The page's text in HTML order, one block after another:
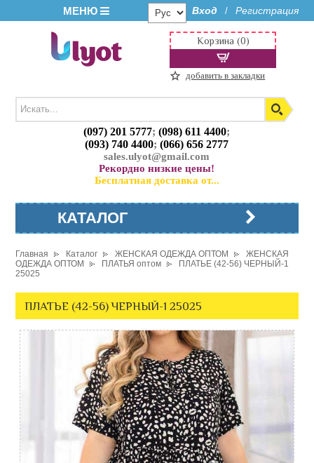
МЕНЮ Вход / Регистрация
(097) 201 5777;(098) 611 4400;
(093) 740 4400;(066) 656 2777
sales.ulyot@gmail.com
Рекордно низкие цены!
Бесплатная доставка от...
Корзина (0)
добавить в закладки
КАТАЛОГ
Главная Каталог ЖЕНСКАЯ ОДЕЖДА ОПТОМ
ЖЕНСКАЯ
ОДЕЖДА ОПТОМ
ПЛАТЬЯ оптом
ПЛАТЬЕ (42-56) ЧЕРНЫЙ-1
25025
ПЛАТЬЕ (42-56) ЧЕРНЫЙ-1 25025